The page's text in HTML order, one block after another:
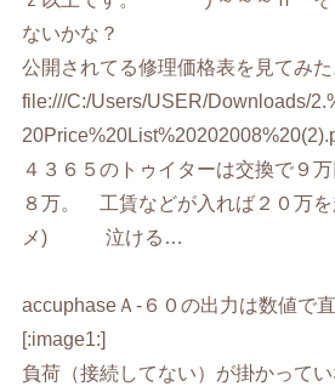
ないかな？
公開されてる修理価格表を見てみた
file:///C:/Users/USER/Downloads/
４３６５のトゥイターは交換で９
８万。 工賃などが入れば２０万
メ) 泣ける…
accuphaseＡ-６０の出力は数値で
[:image1:]
負荷（接続してない）が掛かって